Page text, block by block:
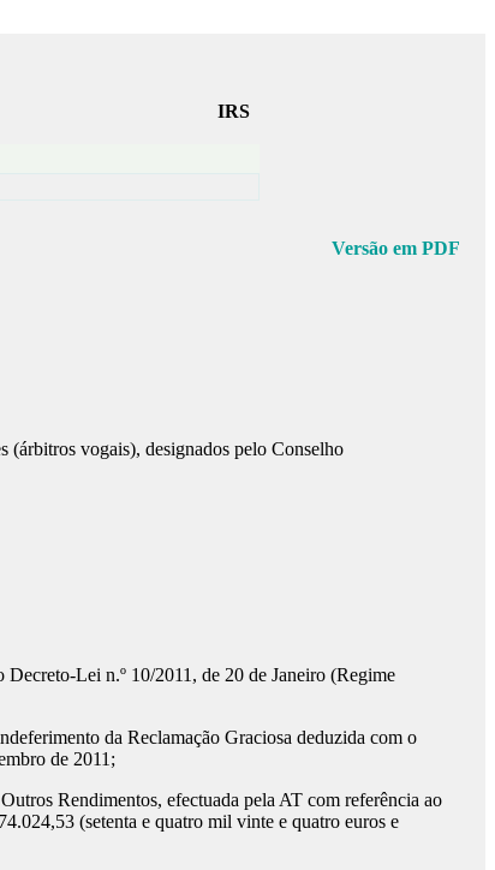
IRS
Versão em PDF
vogais), designados pelo Conselho
Lei n.º 10/2011, de 20 de Janeiro (Regime
da Reclamação Graciosa deduzida com o
de 2011;
Rendimentos, efectuada pela AT com referência ao
(setenta e quatro mil vinte e quatro euros e